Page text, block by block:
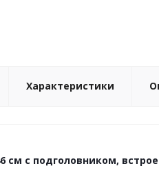
Характеристики
см с подголовником,